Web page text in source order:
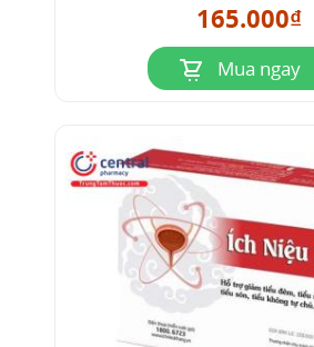
165.000₫
Mua ngay